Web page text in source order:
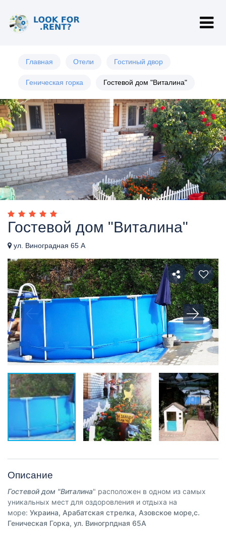
Главная Отели Гостиный двор
Геническая горка Гостевой дом "Виталина"
Гостевой дом "Виталина"
ул. Виноградная 65 А
Описание
Гостевой дом "Виталина" расположен в одном из самых
уникальных мест для оздоровления и отдыха на
море: Украина, Арабатская стрелка, Азовское море,с.
Геническая Горка, ул. Виногрпдная 65А